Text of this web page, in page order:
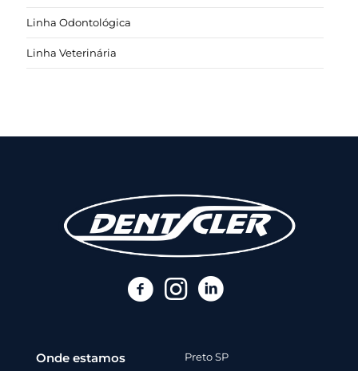
Linha Odontológica
Linha Veterinária
Onde estamos Preto SP